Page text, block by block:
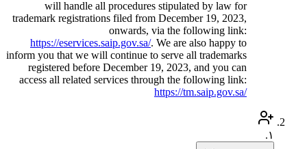
will handle all procedures stipulated by law for
trademark registrations filed from December 19, 2023,
onwards, via the following link:
https://eservices.saip.gov.sa/. We are also happy to
inform you that we will continue to serve all trademarks
registered before December 19, 2023, and you can
access all related services through the following link:
https://tm.saip.gov.sa/
١.